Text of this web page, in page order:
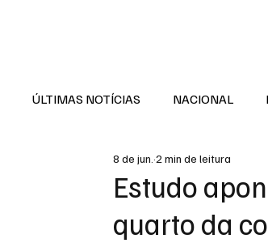
ÚLTIMAS NOTÍCIAS NACIONAL
DESTAQUE
Estudo
quarto da
8 de jun.2 min de leitura